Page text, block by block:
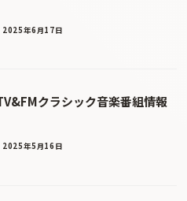
2025年6月17日
クラシック音楽番組情報
2025年5月16日